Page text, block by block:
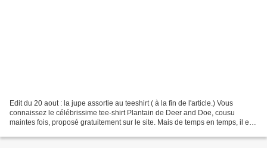
Edit du 20 aout : la jupe assortie au teeshirt ( à la fin de l'article.) Vous
connaissez le célébrissime tee-shirt Plantain de Deer and Doe, cousu
maintes fois, proposé gratuitement sur le site. Mais de temps en temps, il est